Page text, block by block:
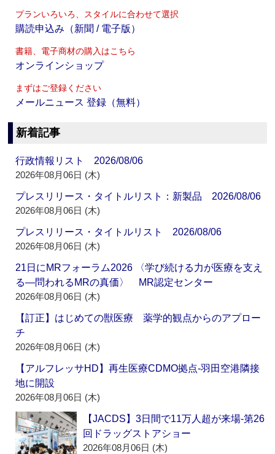
プランいろいろ、スタイルに合わせて選択
購読申込み（新聞 / 電子版）
書籍、電子商材の購入はこちら
オンラインショップ
まずはご登録ください
メールニュース 登録（無料）
新着記事
行政情報リスト 2026/08/06
2026年08月06日 (木)
プレスリリース・タイトルリスト：新製品 2026/08/06
2026年08月06日 (木)
プレスリリース・タイトルリスト 2026/08/06
2026年08月06日 (木)
21日にMRフォーラム2026 〈学び続ける力が医療を支え
る―問われるMRの真価〉 MR認定センター
2026年08月06日 (木)
【訂正】はじめての獣医療 薬学的観点からのアプロー
チ
2026年08月06日 (木)
【アルフレッサHD】再生医療CDMO拠点‐羽田空港隣接
地に開設
2026年08月06日 (木)
【JACDS】3日間で11万人超が来場‐第26
回ドラッグストアショー
2026年08月06日 (木)